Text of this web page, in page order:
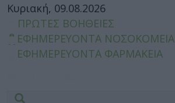
Κυριακή, 09.08.2026
ΠΡΩΤΕΣ ΒΟΗΘΕΙΕΣ
ΕΦΗΜΕΡΕΥΟΝΤΑ ΝΟΣΟΚΟΜΕΙΑ
ΕΦΗΜΕΡΕΥΟΝΤΑ ΦΑΡΜΑΚΕΙΑ